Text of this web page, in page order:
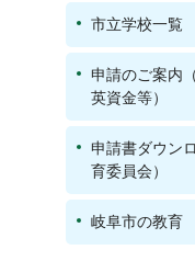
市立学校一覧
申請のご案内
英資金等）
申請書ダウン
育委員会）
岐阜市の教育